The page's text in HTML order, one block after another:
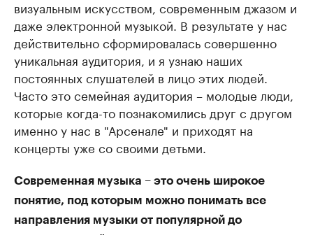
визуальным искусством, современным джазом и
даже электронной музыкой. В результате у нас
действительно сформировалась совершенно
уникальная аудитория, и я узнаю наших
постоянных слушателей в лицо этих людей.
Часто это семейная аудитория – молодые люди,
которые когда-то познакомились друг с другом
именно у нас в "Арсенале" и приходят на
концерты уже со своими детьми.
Современная музыка – это очень широкое
понятие, под которым можно понимать все
направления музыки от популярной до